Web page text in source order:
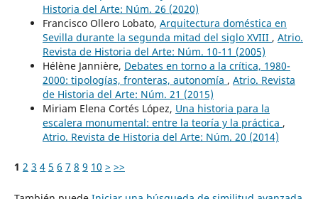
Historia del Arte: Núm. 26 (2020)
Francisco Ollero Lobato, Arquitectura doméstica en
Sevilla durante la segunda mitad del siglo XVIII , Atrio.
Revista de Historia del Arte: Núm. 10-11 (2005)
Hélène Jannière, Debates en torno a la crítica, 1980-
2000: tipologías, fronteras, autonomía , Atrio. Revista
de Historia del Arte: Núm. 21 (2015)
Miriam Elena Cortés López, Una historia para la
escalera monumental: entre la teoría y la práctica ,
Atrio. Revista de Historia del Arte: Núm. 20 (2014)
1 2 3 4 5 6 7 8 9 10 > >>